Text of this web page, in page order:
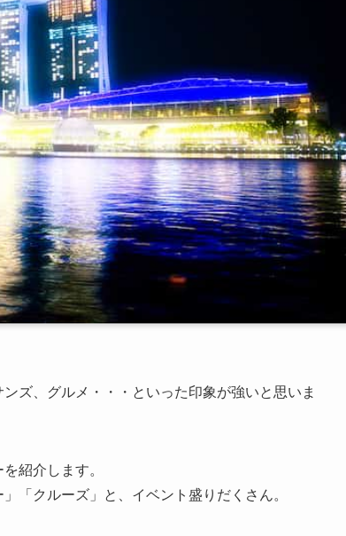
ズ、グルメ・・・といった印象が強いと思いま
紹介します。
「クルーズ」と、イベント盛りだくさん。